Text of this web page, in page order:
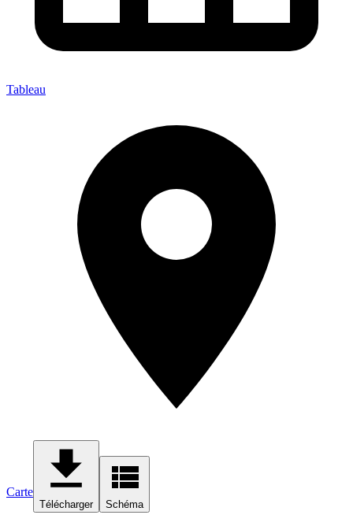
Tableau
Carte
Télécharger Schéma